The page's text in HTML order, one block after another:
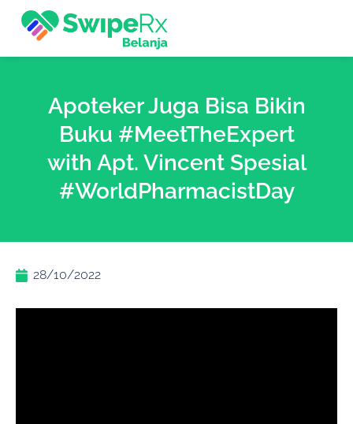
Apoteker Juga Bisa Bikin
Buku #MeetTheExpert
with Apt. Vincent Spesial
#WorldPharmacistDay
28/10/2022